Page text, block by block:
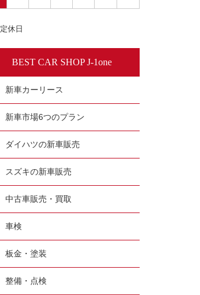
定休日
BEST CAR SHOP J-1one
新車カーリース
新車市場6つのプラン
ダイハツの新車販売
スズキの新車販売
中古車販売・買取
車検
板金・塗装
整備・点検